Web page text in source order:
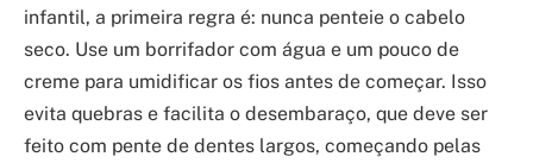
infantil, a primeira regra é: nunca penteie o cabelo
seco. Use um borrifador com água e um pouco de
creme para umidificar os fios antes de começar. Isso
evita quebras e facilita o desembaraço, que deve ser
feito com pente de dentes largos, começando pelas